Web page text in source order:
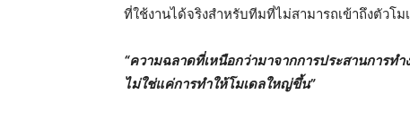
ที่ใช้งานได้จริงสำหรับทีมที่ไม่สามารถเข้าถึงตัวโม
“ความฉลาดที่เหนือกว่ามาจากการประสานการทำ
ไม่ใช่แค่การทำให้โมเดลใหญ่ขึ้น”